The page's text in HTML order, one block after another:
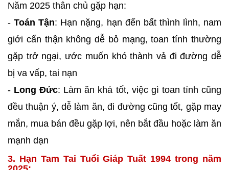
Năm 2025 thân chủ gặp hạn:
-Toán Tận: Hạn nặng, hạn đến bất thình lình, nam
giới cẩn thận không dễ bỏ mạng, toan tính thường
gặp trở ngại, ước muốn khó thành vả đi đường dễ
bị va vấp, tai nạn
- Long Đức: Làm ăn khá tốt, việc gì toan tính cũng
đều thuận ý, dễ làm ăn, đi đường cũng tốt, gặp may
mắn, mua bán đều gặp lợi, nên bắt đầu hoặc làm ăn
mạnh dạn
3. Hạn Tam Tai Tuổi Giáp Tuất 1994 trong năm